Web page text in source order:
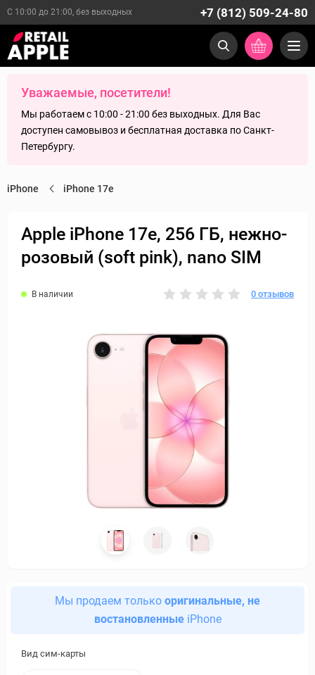
С 10:00 до 21:00, без выходных +7 (812) 509-24-80
Уважаемые, посетители!
Мы работаем с 10:00 - 21:00 без выходных. Для Вас
доступен самовывоз и бесплатная доставка по Санкт-
Петербургу.
iPhone iPhone 17e
Apple iPhone 17e, 256 ГБ, нежно-
розовый (soft pink), nano SIM
В наличии 0 отзывов
Мы продаем только оригинальные, не
востановленныеiPhone
Вид сим-карты